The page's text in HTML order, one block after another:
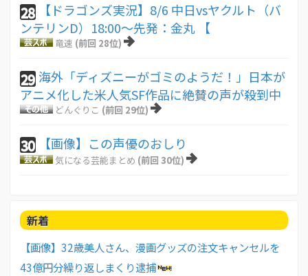
28
【ドラゴンズ実況】8/6 中日vsヤクルト（バ
ンテリンD）18:00～先発：金丸 【
竜速 (前回 28位)
29 海外「ディズニーがゴミのようだ！」日本が
アニメ化した米人気SF作品に絶賛の声が殺到中
どんぐりこ (前回 29位)
30 【画像】この声優のおしり
気になる芸能まとめ (前回 30位)
新着
【画像】32歳美人さん、漫画グッズの注文キャンセルを
43億円分繰り返しまくり逮捕